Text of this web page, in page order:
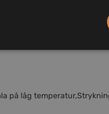
att tåla 85 graders
och bakfickor.
på låg